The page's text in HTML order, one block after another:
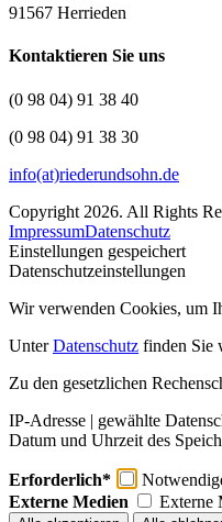
91567 Herrieden
Kontaktieren Sie uns
(0 98 04) 91 38 40
(0 98 04) 91 38 30
info(at)riederundsohn.de
Copyright 2026. All Rights
ImpressumDatenschutz
Einstellungen gespeichert
Datenschutzeinstellungen
Wir verwenden Cookies, um
UnterDatenschutz finden Sie
Zu den gesetzlichen
IP-Adresse | gewählte
Datum und Uhrzeit des
Erforderlich*
Externe Medien
Externe